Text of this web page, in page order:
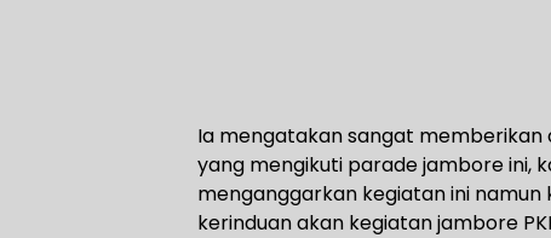
Ia mengatakan sangat memberikan
yang mengikuti parade jambore ini,
menganggarkan kegiatan ini namun
kerinduan akan kegiatan jambore